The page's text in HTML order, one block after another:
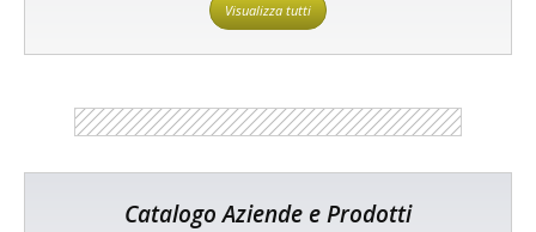
Visualizza tutti
Catalogo Aziende e Prodotti